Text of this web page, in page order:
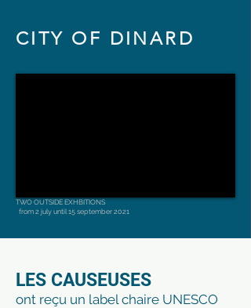
CITY OF DINARD
TWO OUTSIDE EXHBITIONS
from 2 july until 15 september 2021
LES CAUSEUSES
ont reçu un label chaire UNESCO